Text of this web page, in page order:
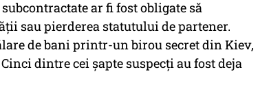
ar fi fost obligate să
sau pierderea statutului de partener.
de bani printr-un birou secret din Kiev,
dintre cei şapte suspecţi au fost deja